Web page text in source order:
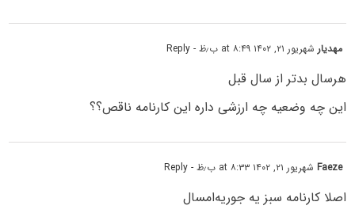
مهدیارشهریور ۲۱, ۱۴۰۲ at ۸:۴۹ ب٫ظ - Reply
هرسال بدتر از سال قبل
این چه وضعیه چه ارزشی داره این کارنامه ناقص؟؟
Faezeشهریور ۲۱, ۱۴۰۲ at ۸:۳۳ ب٫ظ - Reply
اصلا کارنامه سبز یه جوریه‌امسال